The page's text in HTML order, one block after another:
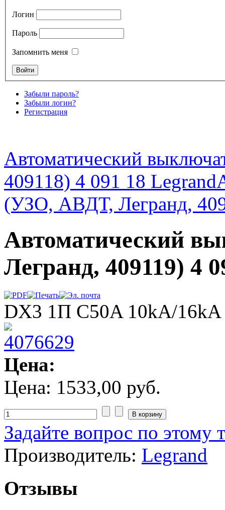
Логин
Пароль
Запомнить меня
Забыли пароль?
Забыли логин?
Регистрация
Автоматический
409118) 4 091 18 Legrand
(УЗО, АВДТ, Легранд,
Автоматический
Легранд, 409119) 4
DX3 1П C50A 10kA/16kA
Цена:
Цена: 1533,00 руб.
Задайте вопрос по этому
Производитель: Legrand
Отзывы